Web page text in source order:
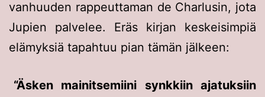
vanhuuden rappeuttaman de Charlusin, jota
Jupien palvelee. Eräs kirjan keskeisimpiä
elämyksiä tapahtuu pian tämän jälkeen:
Äsken mainitsemiini synkkiin ajatuksiin